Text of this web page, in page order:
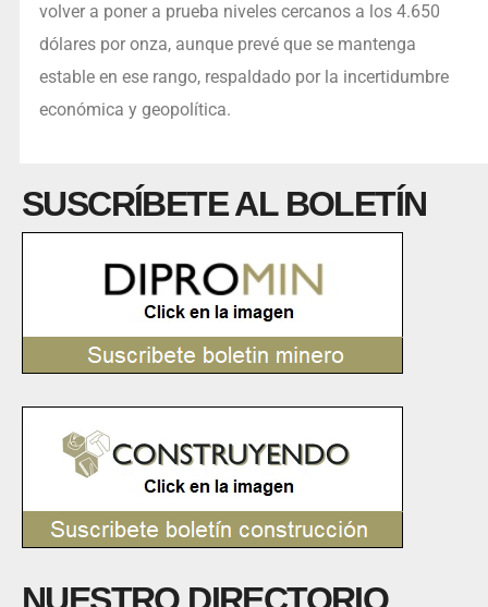
volver a poner a prueba niveles cercanos a los 4.650
dólares por onza, aunque prevé que se mantenga
estable en ese rango, respaldado por la incertidumbre
económica y geopolítica.
SUSCRÍBETE AL BOLETÍN